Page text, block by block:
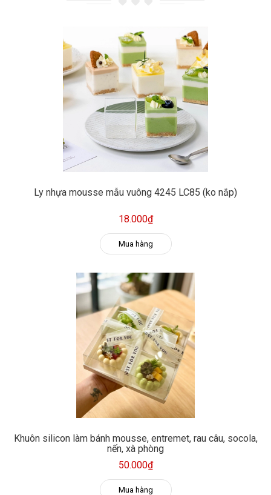
Ly nhựa mousse mẫu vuông 4245 LC85 (ko nắp)
18.000₫
Mua hàng
Khuôn silicon làm bánh mousse, entremet, rau câu, socola,
nến, xà phòng
50.000₫
Mua hàng